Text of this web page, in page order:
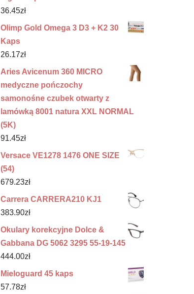
36.45zł
Olimp Gold Omega 3 D3 + K2 30
Kaps
26.17zł
Aries Avicenum 360 MICRO
medyczne pończochy
samonośne czubek otwarty z
lamówką 8001 natura XXL NORMAL
(5K)
91.45zł
Versace VE1278 1476 ONE SIZE
(54)
679.23zł
Carrera CARRERA210 KJ1
383.90zł
Okulary korekcyjne Dolce &
Gabbana DG 5062 3295 55-19-145
444.00zł
Mieloguard 45 kaps
57.78zł